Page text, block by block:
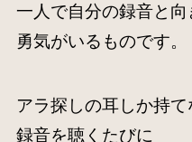
一人で自分の録音と向
勇気がいるものです。
アラ探しの耳しか持て
録音を聴くたびに